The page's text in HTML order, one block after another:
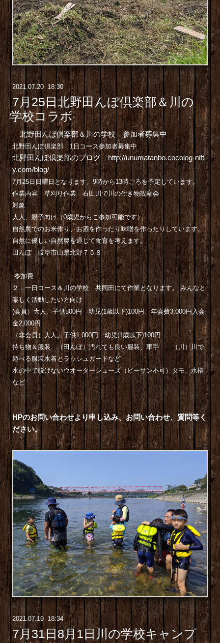
2021.07.20 18:30
7月25日北野田んぼ倶楽部＆川の
学校コラボ
北野田んぼ倶楽部＆川の学校 参加者募集中
北野田んぼ倶楽部1日コース参加者募集中
北野田んぼ倶楽部のブログhttp://unumatanbo.cocolog-nift
y.com/blog/
7月25日日曜日となります。9時から13時ごろを予定しています。
作業内容 草刈り作業 石田川で川の生き物観察会
対象
大人、親子向け（0歳児からご参加可能です）
自然農でのお米作り、お酒を作ったり味噌を作ったりしています。
自然に優しい自然農を通じて食育を考えます。
田んぼ岐阜市山県北野７５８
参加費
２．一日コース＆川の学校 共同田にて作業となります。
みんなと
楽しく活動したい方向け
(会員）大人、子供500円 幼児(1歳以下)100円 年会費3,000円入会
金2,000円
（非会員）大人、子供1,000円 幼児(1歳以下)100円
持ち物＆服装 （田んぼ）汚れても良い服装、軍手 （川）川で
遊べる服装水着とラッシュガードなど
水の中で脱げないウオーターシューズ（ビーサン不可）タモ、水槽
など
HPのお問い合わせより申し込み、お問い合わせ、質問等く
ださい。
2021.07.19 18:34
7月31日8月1日川の学校キャンプ